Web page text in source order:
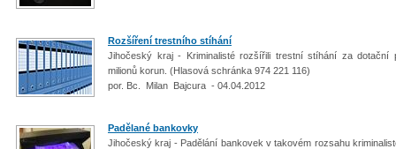
Rozšíření trestního stíhání
Jihočeský kraj - Kriminalisté rozšířili trestní stíhání za dotační
milionů korun. (Hlasová schránka 974 221 116)
por. Bc. Milan Bajcura - 04.04.2012
Padělané bankovky
Jihočeský kraj - Padělání bankovek v takovém rozsahu